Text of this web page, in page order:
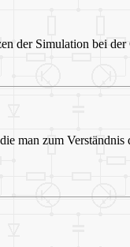
der Simulation bei
man zum